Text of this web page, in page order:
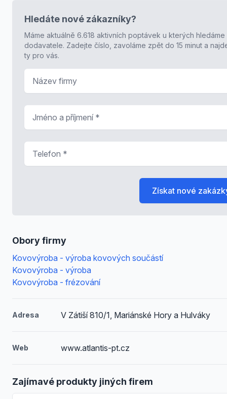
Obory firmy
Kovovýroba - výroba kovových součástí
Kovovýroba - výroba
Kovovýroba - frézování
Adresa V Zátiší 810/1, Mariánské Hory a Hulváky
Web www.atlantis-pt.cz
Zajímavé produkty jiných firem
Hledáte nové zákazníky?
Máme aktuálně 6.618 aktivních poptávek u kterých hledáme
dodavatele. Zadejte číslo, zavoláme zpět do 15 minut a
ty pro vás.
Získat nové